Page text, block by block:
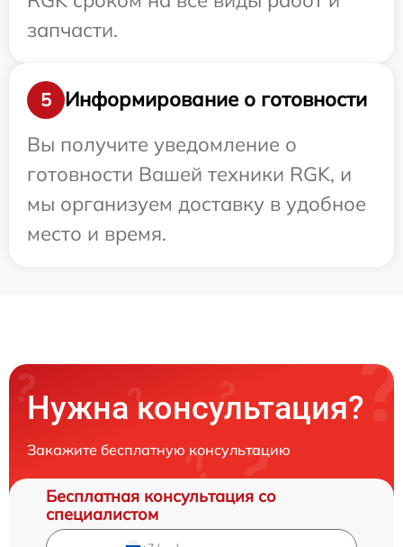
запчасти.
5
Информирование о готовности
Вы получите уведомление о
готовности Вашей техники RGK, и
мы организуем доставку в удобное
место и время.
Нужна консультация?
Закажите бесплатную консультацию
Бесплатная консультация со
специалистом